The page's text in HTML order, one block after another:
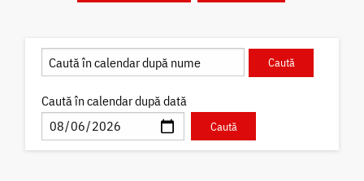
Caută în calendar după dată